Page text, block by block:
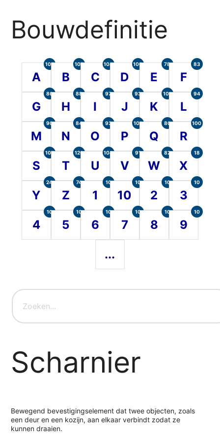
Bouwdefinitie
A
105
B
107
C
104
D
100
E
78
F
83
G
86
H
88
I
97
J
93
K
101
L
94
M
90
N
84
O
93
P
101
Q
80
R
100
S
107
T
120
U
104
V
91
W
82
X
18
Y
24
Z
74
1
10
10
10
2
10
3
10
4
10
5
10
6
10
7
10
8
10
9
10
...
Scharnier
Bewegend bevestigingselement dat twee objecten, zoals
een deur en een kozijn, aan elkaar verbindt zodat ze
kunnen draaien.